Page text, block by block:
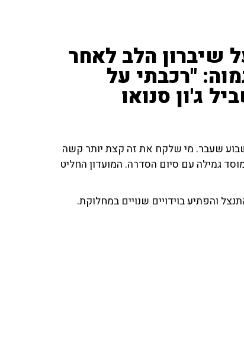
שיברון הלב לאחר
"רכבתי על
ג'ון סנואו
שעבר. מי שלקח את זה קצת יותר קשה
גמילה עם סיום הסדרה. המועדון החליט
והפתיע בוידויים שנויים במחלוקת.